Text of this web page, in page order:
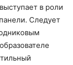
в роли
Следует